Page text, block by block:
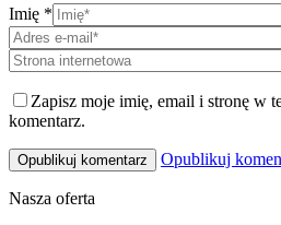
Imię *
Zapisz moje imię, email i stronę w
komentarz.
Opublikuj
Nasza oferta